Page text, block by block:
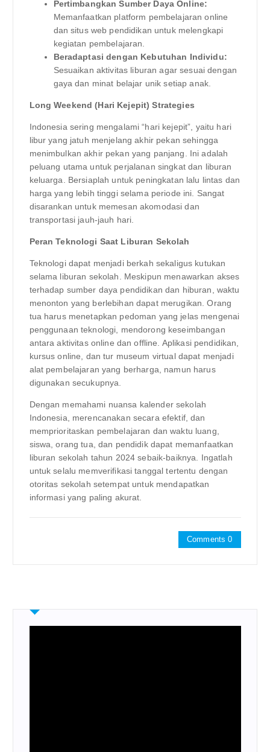
Pertimbangkan Sumber Daya Online:
Memanfaatkan platform pembelajaran online
dan situs web pendidikan untuk melengkapi
kegiatan pembelajaran.
Beradaptasi dengan Kebutuhan Individu:
Sesuaikan aktivitas liburan agar sesuai dengan
gaya dan minat belajar unik setiap anak.
Long Weekend (Hari Kejepit) Strategies
Indonesia sering mengalami “hari kejepit”, yaitu hari
libur yang jatuh menjelang akhir pekan sehingga
menimbulkan akhir pekan yang panjang. Ini adalah
peluang utama untuk perjalanan singkat dan liburan
keluarga. Bersiaplah untuk peningkatan lalu lintas dan
harga yang lebih tinggi selama periode ini. Sangat
disarankan untuk memesan akomodasi dan
transportasi jauh-jauh hari.
Peran Teknologi Saat Liburan Sekolah
Teknologi dapat menjadi berkah sekaligus kutukan
selama liburan sekolah. Meskipun menawarkan akses
terhadap sumber daya pendidikan dan hiburan, waktu
menonton yang berlebihan dapat merugikan. Orang
tua harus menetapkan pedoman yang jelas mengenai
penggunaan teknologi, mendorong keseimbangan
antara aktivitas online dan offline. Aplikasi pendidikan,
kursus online, dan tur museum virtual dapat menjadi
alat pembelajaran yang berharga, namun harus
digunakan secukupnya.
Dengan memahami nuansa kalender sekolah
Indonesia, merencanakan secara efektif, dan
memprioritaskan pembelajaran dan waktu luang,
siswa, orang tua, dan pendidik dapat memanfaatkan
liburan sekolah tahun 2024 sebaik-baiknya. Ingatlah
untuk selalu memverifikasi tanggal tertentu dengan
otoritas sekolah setempat untuk mendapatkan
informasi yang paling akurat.
Comments 0